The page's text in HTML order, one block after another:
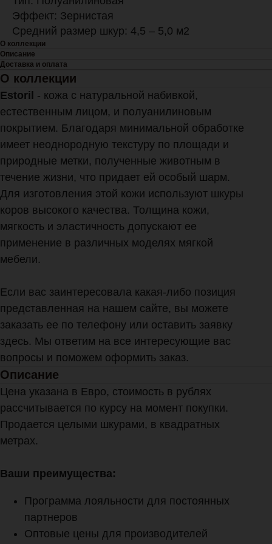
Эффект: Зернистая
Средний размер шкур: 4,5 – 5,0 м2
О коллекции
Описание
Доставка и оплата
О коллекции
Estoril - кожа с натуральной набивкой,
естественным лицом, и полуанилиновым
покрытием. Благодаря минимальной обработке
имеет неоднородную текстуру по площади и
природные метки, полученные животным в
течение жизни, что придает ей особый шарм.
Для изготовления этой кожи используют шкуры
коров высокого качества. Толщина кожи,
мягкость и эластичность допускают ее
применение в различных моделях мягкой
мебели.
Если вас заинтересовала какая-либо позиция
представленная на нашем сайте, вы можете
заказать ее по телефону или оставить заявку
здесь. Мы ответим на все интересующие вас
вопросы и поможем оформить заказ.
Описание
Цена указана в Евро, стоимость в рублях
рассчитывается по курсу на момент покупки.
Продается целыми шкурами, в квадратных
метрах.
Ваши преимущества:
Программа лояльности для постоянных
партнеров
Оптовые цены для производителей